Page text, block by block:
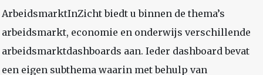
ArbeidsmarktInZicht biedt u binnen de thema’s
arbeidsmarkt, economie en onderwijs verschillende
arbeidsmarktdashboards aan. Ieder dashboard bevat
een eigen subthema waarin met behulp van